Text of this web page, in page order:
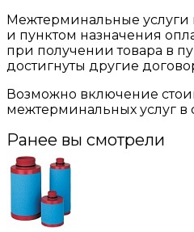
Межтерминальные
и пунктом назначения
при получении товара в
достигнуты другие
Возможно включение
межтерминальных услуг в
Ранее вы смотрели